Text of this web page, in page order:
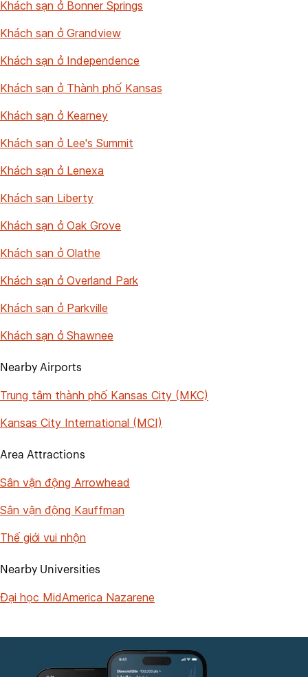
Khách sạn ở Bonner Springs
Khách sạn ở Grandview
Khách sạn ở Independence
Khách sạn ở Thành phố Kansas
Khách sạn ở Kearney
Khách sạn ở Lee's Summit
Khách sạn ở Lenexa
Khách sạn Liberty
Khách sạn ở Oak Grove
Khách sạn ở Olathe
Khách sạn ở Overland Park
Khách sạn ở Parkville
Khách sạn ở Shawnee
Nearby Airports
Trung tâm thành phố Kansas City (MKC)
Kansas City International (MCI)
Area Attractions
Sân vận động Arrowhead
Sân vận động Kauffman
Thế giới vui nhộn
Nearby Universities
Đại học MidAmerica Nazarene